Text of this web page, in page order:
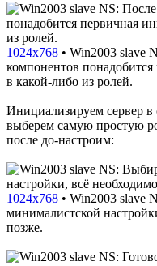
1024x768 • Win2003 slave
компонентов
в какой-либо из ролей.
Инициализируем сервер в
выберем самую простую
после до-настроим:
1024x768 • Win2003 slave
минималистской
позже.